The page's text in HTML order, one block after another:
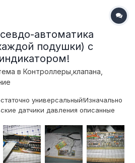
автоматика
подушки) с
в Контроллеры,клапана,
универсальный!Изначально
датчики давления описанные
типа), то есть ДПДЗ
этого всего лишь нужно один
к массе,...